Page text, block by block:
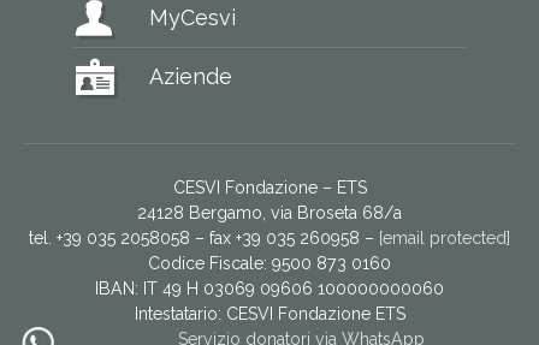
MyCesvi
Aziende
CESVI Fondazione – ETS
24128 Bergamo, via Broseta 68/a
tel. +39 035 2058058 – fax +39 035 260958 – [email protected]
Codice Fiscale: 9500 873 0160
IBAN: IT 49 H 03069 09606 100000000060
Intestatario: CESVI Fondazione ETS
Servizio donatori via WhatsApp